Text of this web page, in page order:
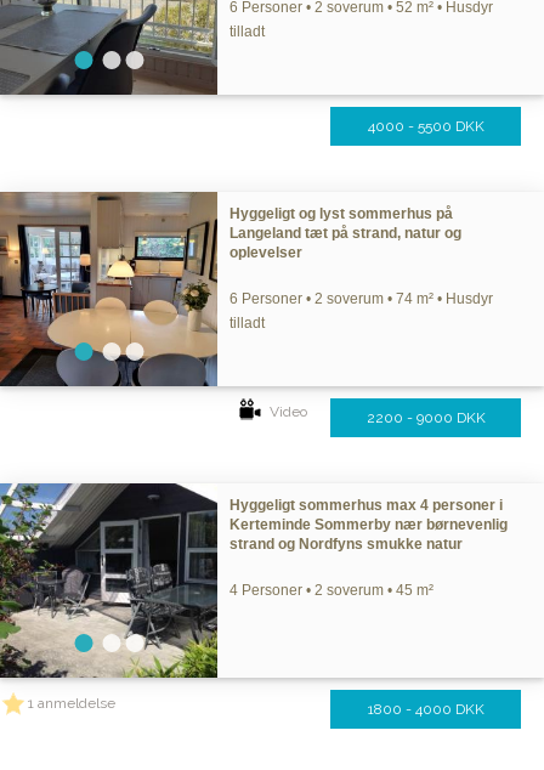
6 Personer • 2 soverum • 52 m² • Husdyr
tilladt
4000 - 5500 DKK
Hyggeligt og lyst sommerhus på
Langeland tæt på strand, natur og
oplevelser
6 Personer • 2 soverum • 74 m² • Husdyr
tilladt
Video 2200 - 9000 DKK
Hyggeligt sommerhus max 4 personer i
Kerteminde Sommerby nær børnevenlig
strand og Nordfyns smukke natur
4 Personer • 2 soverum • 45 m²
1 anmeldelse 1800 - 4000 DKK